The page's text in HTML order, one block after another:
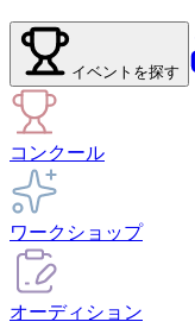
イベント を探す
コンクール
ワークショップ
オーディション